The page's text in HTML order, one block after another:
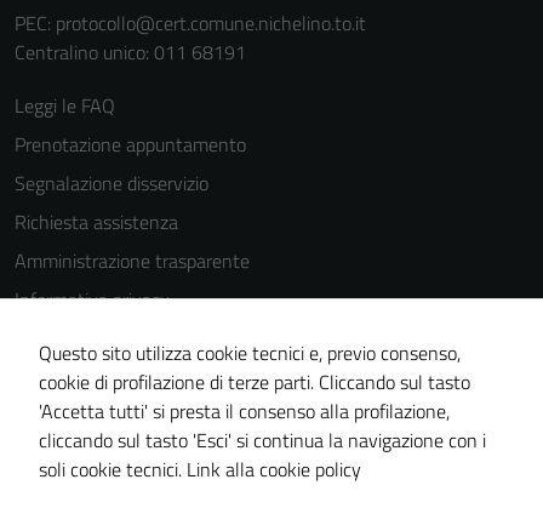
PEC: protocollo@cert.comune.nichelino.to.it
Centralino unico: 011 68191
Leggi le FAQ
Prenotazione appuntamento
Segnalazione disservizio
Richiesta assistenza
Amministrazione trasparente
Informativa privacy
Cookie Policy
Note legali
Dichiarazione di accessibilità
Piano di miglioramento del sito
Questo sito utilizza cookie tecnici e, previo consenso,
cookie di profilazione di terze parti. Cliccando sul tasto
'Accetta tutti' si presta il consenso alla profilazione,
cliccando sul tasto 'Esci' si continua la navigazione con i
soli cookie tecnici. Link alla cookie policy
essere